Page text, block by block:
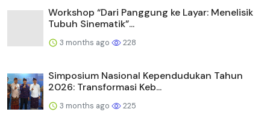
Workshop “Dari Panggung ke Layar: Menelisik
Tubuh Sinematik”...
3 months ago 228
Simposium Nasional Kependudukan Tahun
2026: Transformasi Keb...
3 months ago 225